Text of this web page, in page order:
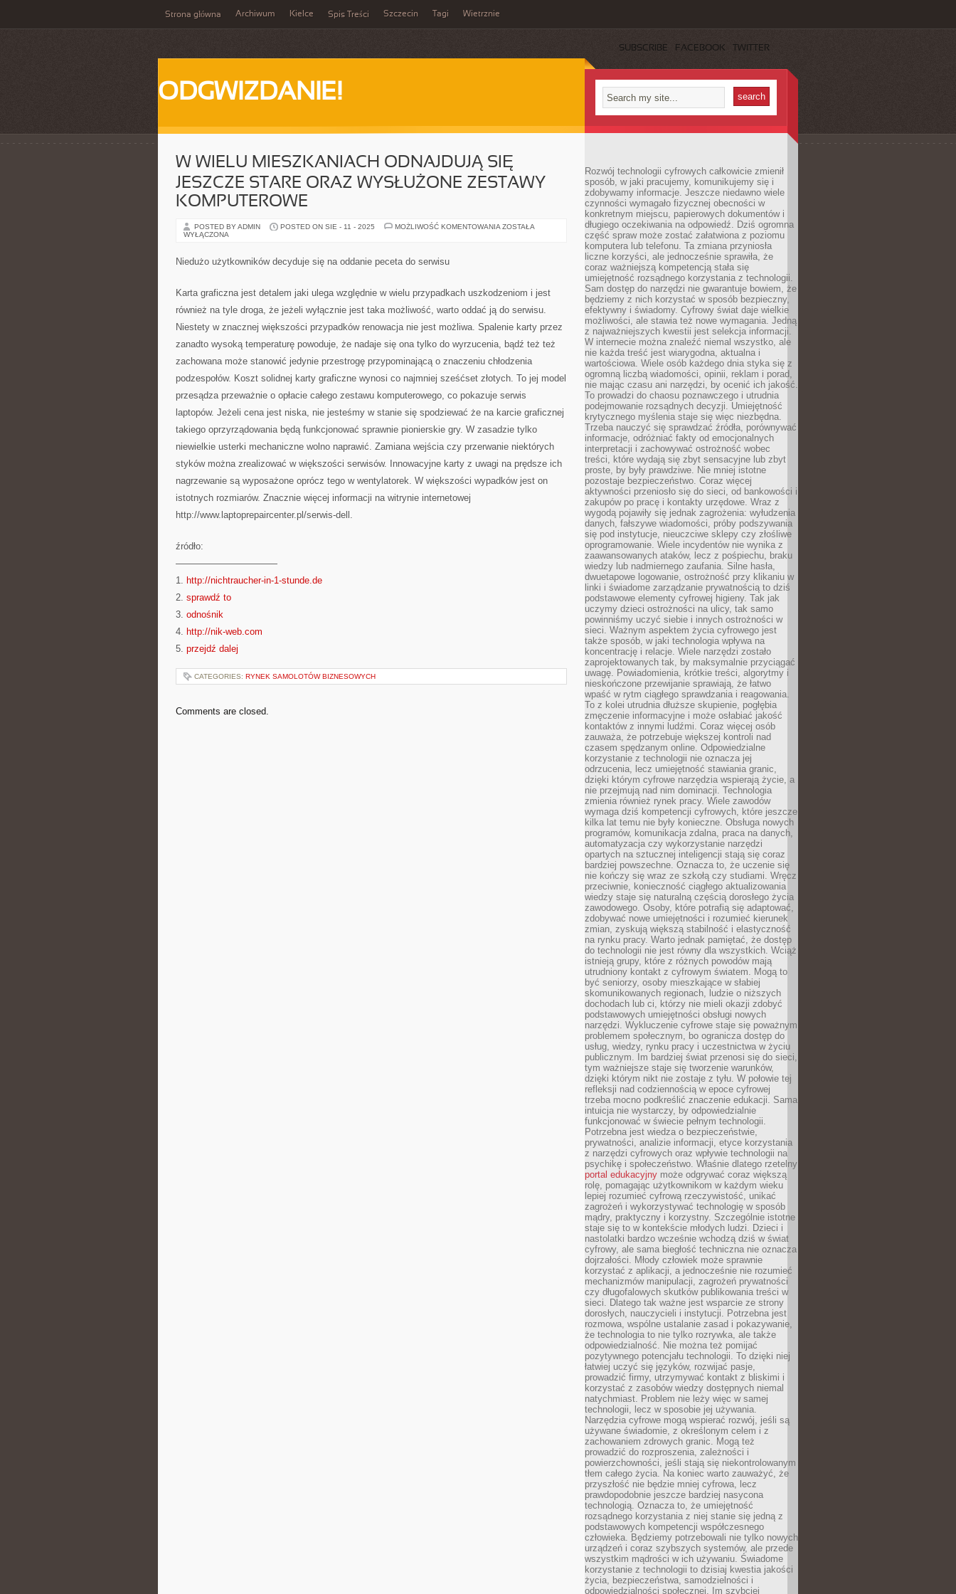
Strona główna Archiwum Kielce Spis Treści Szczecin Tagi Wietrznie
SUBSCRIBE FACEBOOK TWITTER
ODGWIZDANIE!
W WIELU MIESZKANIACH ODNAJDUJĄ SIĘ
JESZCZE STARE ORAZ WYSŁUŻONE ZESTAWY
KOMPUTEROWE
POSTED BY ADMIN POSTED ON SIE - 11 - 2025 MOŻLIWOŚĆ KOMENTOWANIA W
WYSŁUŻONE
ZESTAWY
ZOSTAŁA
WYŁĄCZONA
Niedużo użytkowników decyduje się na oddanie peceta do serwisu
Karta graficzna jest detalem jaki ulega względnie w wielu przypadkach uszkodzeniom i jest
również na tyle droga, że jeżeli wyłącznie jest taka możliwość, warto oddać ją do serwisu.
Niestety w znacznej większości przypadków renowacja nie jest możliwa. Spalenie karty przez
zanadto wysoką temperaturę powoduje, że nadaje się ona tylko do wyrzucenia, bądź też też
zachowana może stanowić jedynie przestrogę przypominającą o znaczeniu chłodzenia
podzespołów. Koszt solidnej karty graficzne wynosi co najmniej sześćset złotych. To jej model
przesądza przeważnie o opłacie całego zestawu komputerowego, co pokazuje serwis
laptopów. Jeżeli cena jest niska, nie jesteśmy w stanie się spodziewać że na karcie graficznej
takiego oprzyrządowania będą funkcjonować sprawnie pionierskie gry. W zasadzie tylko
niewielkie usterki mechaniczne wolno naprawić. Zamiana wejścia czy przerwanie niektórych
styków można zrealizować w większości serwisów. Innowacyjne karty z uwagi na prędsze ich
nagrzewanie są wyposażone oprócz tego w wentylatorek. W większości wypadków jest on
istotnych rozmiarów. Znacznie więcej informacji na witrynie internetowej
http://www.laptoprepaircenter.pl/serwis-dell.
źródło:
———————————
1. http://nichtraucher-in-1-stunde.de
2. sprawdź to
3. odnośnik
4. http://nik-web.com
5. przejdź dalej
CATEGORIES: RYNEK SAMOLOTÓW BIZNESOWYCH
Comments are closed.
Rozwój technologii cyfrowych całkowicie zmienił
sposób, w jaki pracujemy, komunikujemy się i
zdobywamy informacje. Jeszcze niedawno wiele
czynności wymagało fizycznej obecności w
konkretnym miejscu, papierowych dokumentów i
długiego oczekiwania na odpowiedź. Dziś ogromna
część spraw może zostać załatwiona z poziomu
komputera lub telefonu. Ta zmiana przyniosła
liczne korzyści, ale jednocześnie sprawiła, że
coraz ważniejszą kompetencją stała się
umiejętność rozsądnego korzystania z technologii.
Sam dostęp do narzędzi nie gwarantuje bowiem, że
będziemy z nich korzystać w sposób bezpieczny,
efektywny i świadomy. Cyfrowy świat daje wielkie
możliwości, ale stawia też nowe wymagania. Jedną
z najważniejszych kwestii jest selekcja informacji.
W internecie można znaleźć niemal wszystko, ale
nie każda treść jest wiarygodna, aktualna i
wartościowa. Wiele osób każdego dnia styka się z
ogromną liczbą wiadomości, opinii, reklam i porad,
nie mając czasu ani narzędzi, by ocenić ich jakość.
To prowadzi do chaosu poznawczego i utrudnia
podejmowanie rozsądnych decyzji. Umiejętność
krytycznego myślenia staje się więc niezbędna.
Trzeba nauczyć się sprawdzać źródła, porównywać
informacje, odróżniać fakty od emocjonalnych
interpretacji i zachowywać ostrożność wobec
treści, które wydają się zbyt sensacyjne lub zbyt
proste, by były prawdziwe. Nie mniej istotne
pozostaje bezpieczeństwo. Coraz więcej
aktywności przeniosło się do sieci, od bankowości i
zakupów po pracę i kontakty urzędowe. Wraz z
wygodą pojawiły się jednak zagrożenia: wyłudzenia
danych, fałszywe wiadomości, próby podszywania
się pod instytucje, nieuczciwe sklepy czy złośliwe
oprogramowanie. Wiele incydentów nie wynika z
zaawansowanych ataków, lecz z pośpiechu, braku
wiedzy lub nadmiernego zaufania. Silne hasła,
dwuetapowe logowanie, ostrożność przy klikaniu w
linki i świadome zarządzanie prywatnością to dziś
podstawowe elementy cyfrowej higieny. Tak jak
uczymy dzieci ostrożności na ulicy, tak samo
powinniśmy uczyć siebie i innych ostrożności w
sieci. Ważnym aspektem życia cyfrowego jest
także sposób, w jaki technologia wpływa na
koncentrację i relacje. Wiele narzędzi zostało
zaprojektowanych tak, by maksymalnie przyciągać
uwagę. Powiadomienia, krótkie treści, algorytmy i
nieskończone przewijanie sprawiają, że łatwo
wpaść w rytm ciągłego sprawdzania i reagowania.
To z kolei utrudnia dłuższe skupienie, pogłębia
zmęczenie informacyjne i może osłabiać jakość
kontaktów z innymi ludźmi. Coraz więcej osób
zauważa, że potrzebuje większej kontroli nad
czasem spędzanym online. Odpowiedzialne
korzystanie z technologii nie oznacza jej
odrzucenia, lecz umiejętność stawiania granic,
dzięki którym cyfrowe narzędzia wspierają życie, a
nie przejmują nad nim dominacji. Technologia
zmienia również rynek pracy. Wiele zawodów
wymaga dziś kompetencji cyfrowych, które jeszcze
kilka lat temu nie były konieczne. Obsługa nowych
programów, komunikacja zdalna, praca na danych,
automatyzacja czy wykorzystanie narzędzi
opartych na sztucznej inteligencji stają się coraz
bardziej powszechne. Oznacza to, że uczenie się
nie kończy się wraz ze szkołą czy studiami. Wręcz
przeciwnie, konieczność ciągłego aktualizowania
wiedzy staje się naturalną częścią dorosłego życia
zawodowego. Osoby, które potrafią się adaptować,
zdobywać nowe umiejętności i rozumieć kierunek
zmian, zyskują większą stabilność i elastyczność
na rynku pracy. Warto jednak pamiętać, że dostęp
do technologii nie jest równy dla wszystkich. Wciąż
istnieją grupy, które z różnych powodów mają
utrudniony kontakt z cyfrowym światem. Mogą to
być seniorzy, osoby mieszkające w słabiej
skomunikowanych regionach, ludzie o niższych
dochodach lub ci, którzy nie mieli okazji zdobyć
podstawowych umiejętności obsługi nowych
narzędzi. Wykluczenie cyfrowe staje się poważnym
problemem społecznym, bo ogranicza dostęp do
usług, wiedzy, rynku pracy i uczestnictwa w życiu
publicznym. Im bardziej świat przenosi się do sieci,
tym ważniejsze staje się tworzenie warunków,
dzięki którym nikt nie zostaje z tyłu. W połowie tej
refleksji nad codziennością w epoce cyfrowej
trzeba mocno podkreślić znaczenie edukacji. Sama
intuicja nie wystarczy, by odpowiedzialnie
funkcjonować w świecie pełnym technologii.
Potrzebna jest wiedza o bezpieczeństwie,
prywatności, analizie informacji, etyce korzystania
z narzędzi cyfrowych oraz wpływie technologii na
psychikę i społeczeństwo. Właśnie dlatego rzetelny
portal edukacyjny może odgrywać coraz większą
rolę, pomagając użytkownikom w każdym wieku
lepiej rozumieć cyfrową rzeczywistość, unikać
zagrożeń i wykorzystywać technologię w sposób
mądry, praktyczny i korzystny. Szczególnie istotne
staje się to w kontekście młodych ludzi. Dzieci i
nastolatki bardzo wcześnie wchodzą dziś w świat
cyfrowy, ale sama biegłość techniczna nie oznacza
dojrzałości. Młody człowiek może sprawnie
korzystać z aplikacji, a jednocześnie nie rozumieć
mechanizmów manipulacji, zagrożeń prywatności
czy długofalowych skutków publikowania treści w
sieci. Dlatego tak ważne jest wsparcie ze strony
dorosłych, nauczycieli i instytucji. Potrzebna jest
rozmowa, wspólne ustalanie zasad i pokazywanie,
że technologia to nie tylko rozrywka, ale także
odpowiedzialność. Nie można też pomijać
pozytywnego potencjału technologii. To dzięki niej
łatwiej uczyć się języków, rozwijać pasje,
prowadzić firmy, utrzymywać kontakt z bliskimi i
korzystać z zasobów wiedzy dostępnych niemal
natychmiast. Problem nie leży więc w samej
technologii, lecz w sposobie jej używania.
Narzędzia cyfrowe mogą wspierać rozwój, jeśli są
używane świadomie, z określonym celem i z
zachowaniem zdrowych granic. Mogą też
prowadzić do rozproszenia, zależności i
powierzchowności, jeśli stają się niekontrolowanym
tłem całego życia. Na koniec warto zauważyć, że
przyszłość nie będzie mniej cyfrowa, lecz
prawdopodobnie jeszcze bardziej nasycona
technologią. Oznacza to, że umiejętność
rozsądnego korzystania z niej stanie się jedną z
podstawowych kompetencji współczesnego
człowieka. Będziemy potrzebowali nie tylko nowych
urządzeń i coraz szybszych systemów, ale przede
wszystkim mądrości w ich używaniu. Świadome
korzystanie z technologii to dzisiaj kwestia jakości
życia, bezpieczeństwa, samodzielności i
odpowiedzialności społecznej. Im szybciej